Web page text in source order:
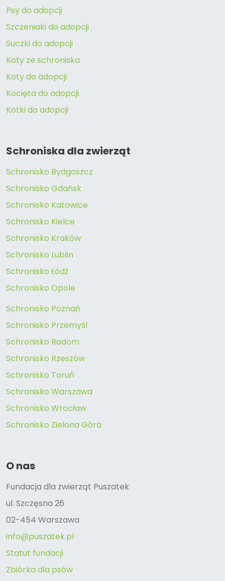
Psy do adopcji
Szczeniaki do adopcji
Suczki do adopcji
Koty ze schroniska
Koty do adopcji
Kocięta do adopcji
Kotki do adopcji
Schroniska dla zwierząt
Schronisko Bydgoszcz
Schronisko Gdańsk
Schronisko Katowice
Schronisko Kielce
Schronisko Kraków
Schronisko Lublin
Schronisko Łódź
Schronisko Opole
Schronisko Poznań
Schronisko Przemyśl
Schronisko Radom
Schronisko Rzeszów
Schronisko Toruń
Schronisko Warszawa
Schronisko Wrocław
Schronisko Zielona Góra
O nas
Fundacja dla zwierząt Puszatek
ul. Szczęsna 26
02-454 Warszawa
info@puszatek.pl
Statut fundacji
Zbiórka dla psów